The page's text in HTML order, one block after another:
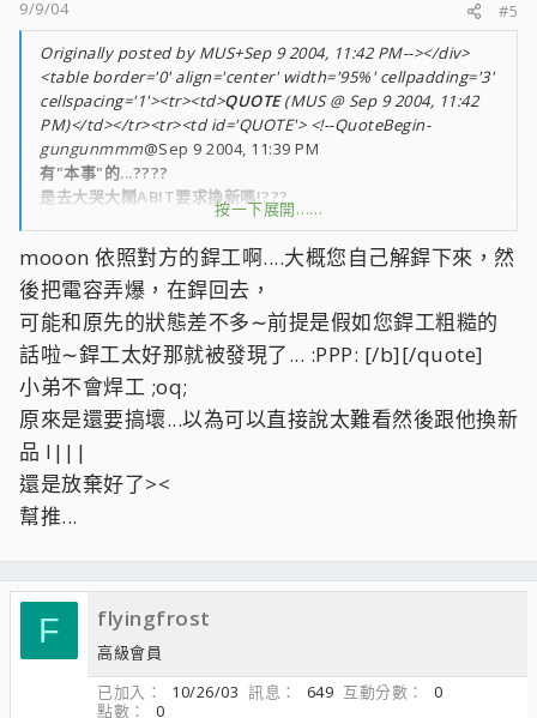
9/9/04
#5
Originally posted by MUS+Sep 9 2004, 11:42 PM--></div>
<table border='0' align='center' width='95%' cellpadding='3'
cellspacing='1'><tr><td>QUOTE(MUS @ Sep 9 2004, 11:42
PM)</td></tr><tr><td id='QUOTE'> <!--QuoteBegin-
gungunmmm@Sep 9 2004, 11:39 PM
有"本事"的...????
是去大哭大鬧ABIT要求換新嗎!???
感覺小弟臉皮沒這麼厚><
直接殺去不知道有沒有用....
小弟想撿便宜的說....
按一下展開……
mooon 依照對方的銲工啊....大概您自己解銲下來，然
後把電容弄爆，在銲回去，
可能和原先的狀態差不多∼前提是假如您銲工粗糙的
話啦∼銲工太好那就被發現了... :PPP: [/b][/quote]
小弟不會焊工 ;oq;
原來是還要搞壞...以為可以直接說太難看然後跟他換新
品 l|||
還是放棄好了><
幫推...
F flyingfrost
高級會員
已加入
10/26/03 訊息 649 互動分數
0
點數
0